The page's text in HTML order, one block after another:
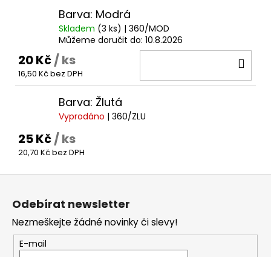
Barva: Modrá
Skladem (3 ks) | 360/MOD
Můžeme doručit do: 10.8.2026
20 Kč/ ks
16,50 Kč bez DPH
Barva: Žlutá
Vyprodáno | 360/ZLU
25 Kč/ ks
20,70 Kč bez DPH
Z
Odebírat newsletter
Nezmeškejte žádné novinky či slevy!
E-mail